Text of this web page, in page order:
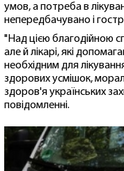
умов, а потреба в
непередбачувано і
"Над цією благодійною
але й лікарі, які
необхідним для
здорових усмішок,
здоров'я українських
повідомленні.